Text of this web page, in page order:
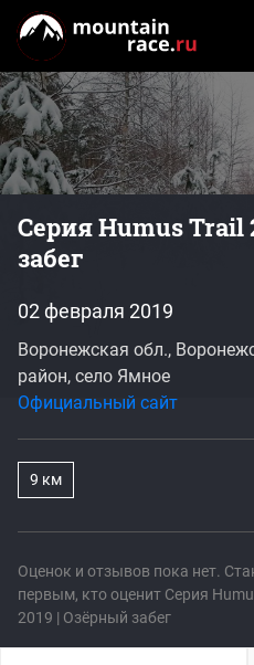
Серия Humus Trail
забег
Оценок и отзывов пока нет.
первым, кто оценит Серия
2019 | Озёрный забег
02 февраля 2019
Воронежская обл.,
район, село Ямное
Официальный сайт
9 км